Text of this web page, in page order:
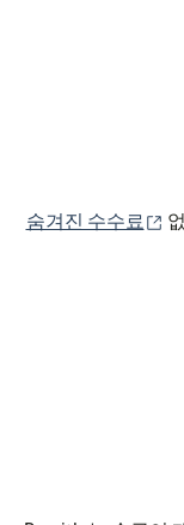
숨겨진 수수료 (